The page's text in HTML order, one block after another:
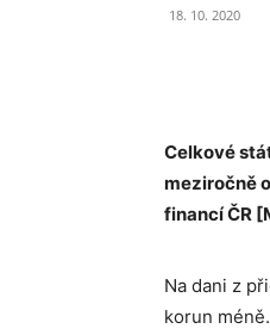
18. 10. 2020
Celkové
meziročně
financí ČR
Na dani z
korun